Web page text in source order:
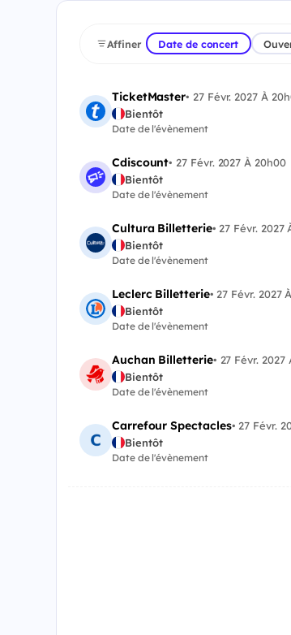
Affiner Date de concert
TicketMaster• 27 Févr. 2027 À
Bientôt
Date de l'évènement
Cdiscount• 27 Févr. 2027 À 20h00
Bientôt
Date de l'évènement
Cultura Billetterie• 27 Févr. 2027
Bientôt
Date de l'évènement
Leclerc Billetterie• 27 Févr. 2027
Bientôt
Date de l'évènement
Auchan Billetterie• 27 Févr. 2027
Bientôt
Date de l'évènement
Carrefour Spectacles• 27 Févr.
Bientôt
Date de l'évènement